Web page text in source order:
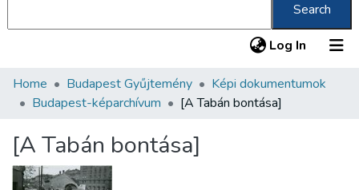
Search
Log In (current)
Communities & Collections
Statistics
About us
Home Budapest Gyűjtemény
Képi dokumentumok
Budapest-képarchívum
[A Tabán bontása]
[A Tabán bontása]